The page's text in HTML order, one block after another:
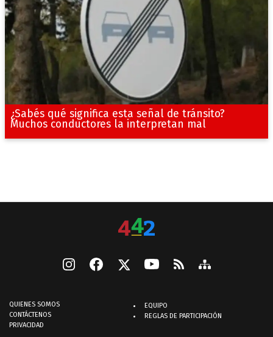
¿Sabés qué significa esta señal de tránsito?
Muchos conductores la interpretan mal
QUIENES SOMOS
CONTÁCTENOS
PRIVACIDAD
EQUIPO
REGLAS DE PARTICIPACIÓN